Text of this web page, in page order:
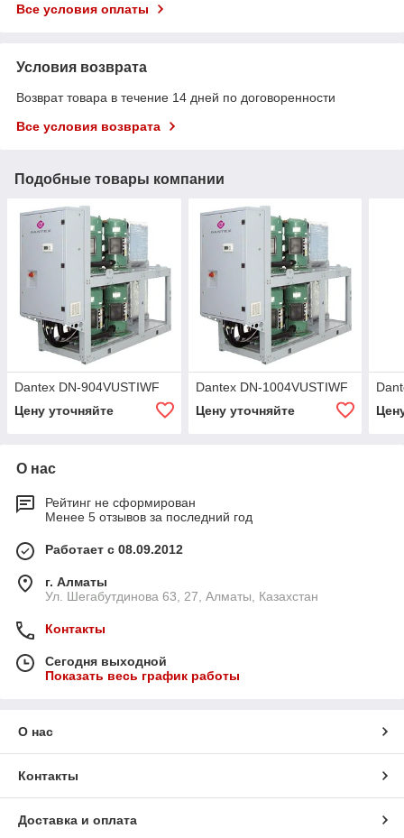
Все условия оплаты
Условия возврата
Возврат товара в течение 14 дней по договоренности
Все условия возврата
Подобные товары компании
Dantex DN-904VUSTIWF
Цену уточняйте
Dantex DN-1004VUSTIWF
Цену уточняйте
О нас
Рейтинг не сформирован
Менее 5 отзывов за последний год
Работает с 08.09.2012
г. Алматы
Ул. Шегабутдинова 63, 27, Алматы, Казахстан
Контакты
Сегодня выходной
Показать весь график работы
О нас
Контакты
Доставка и оплата